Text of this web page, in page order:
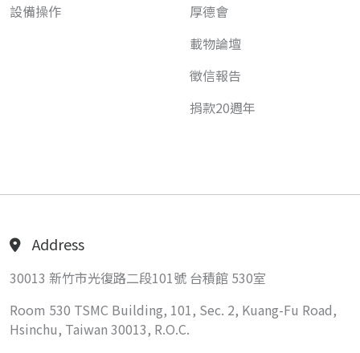
設備操作
厚德會
載物論壇
徵信報告
捐款20週年
Address
30013 新竹市光復路二段101號 台積館 530室
Room 530 TSMC Building, 101, Sec. 2, Kuang-Fu Road,
Hsinchu, Taiwan 30013, R.O.C.